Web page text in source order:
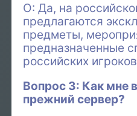
О: Да, на
предлагаются
предметы,
предназначенные
российских
Вопрос 3: Как мне
прежний сервер?